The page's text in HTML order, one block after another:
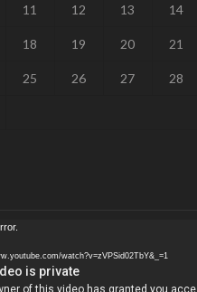
11 12 13 14
18 19 20 21
25 26 27 28
watch?v=zVPSid02TbY&_=1